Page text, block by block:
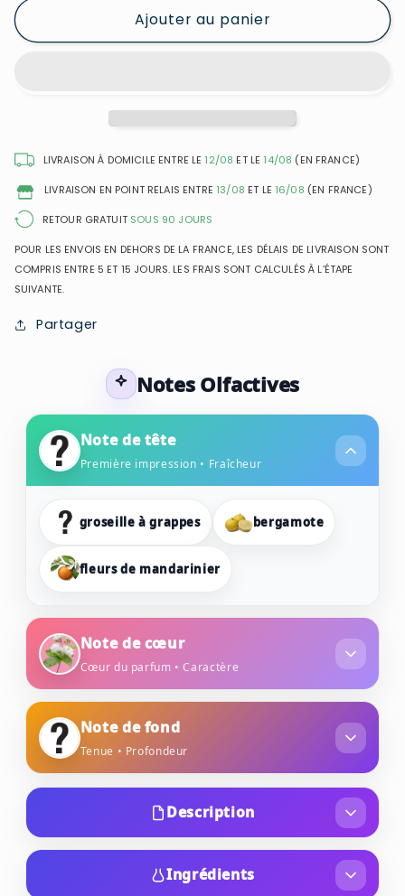
Emanuel
Eau
Parfum
pour
de
Emanuel
Eau
Parfum
pour
Ajouter au panier
LIVRAISON À DOMICILE ENTRE LE 12/08 ET LE 14/08 (EN FRANCE)
LIVRAISON EN POINT RELAIS ENTRE 13/08 ET LE 16/08 (EN FRANCE)
RETOUR GRATUIT SOUS 90 JOURS
POUR LES ENVOIS EN DEHORS DE LA FRANCE, LES DÉLAIS DE LIVRAISON SONT
COMPRIS ENTRE 5 ET 15 JOURS. LES FRAIS SONT CALCULÉS À L’ÉTAPE
SUIVANTE.
Partager
Notes Olfactives
Note de tête
Première impression • Fraîcheur
groseille à grappes bergamote
fleurs de mandarinier
Note de cœur
Cœur du parfum • Caractère
fleur d'amandier
Note de fond
Tenue • Profondeur
cèdre
Description
« Rayonner avec passion et intensité » : c’est
l’esprit de Emanuel Ungaro – Diva Rouge, une
Ingrédients